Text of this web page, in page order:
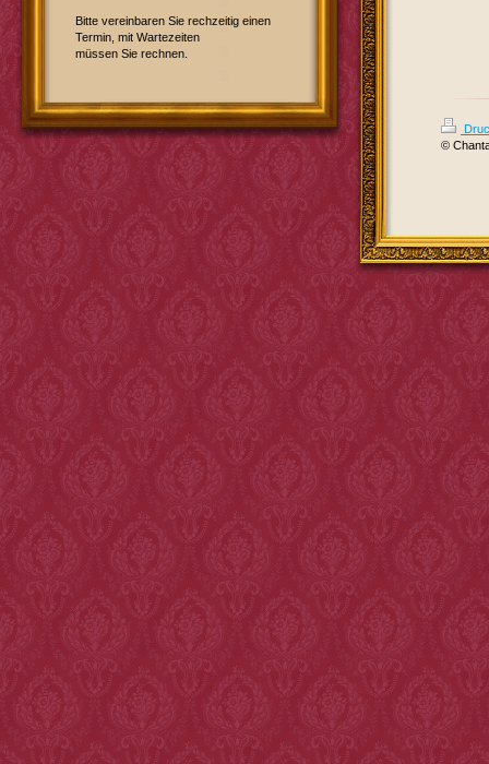
©
Bitte vereinbaren Sie rechzeitig einen
Termin, mit Wartezeiten
müssen Sie rechnen.